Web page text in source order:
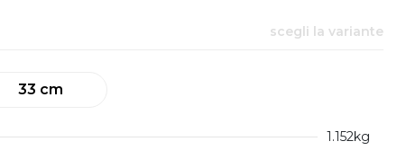
scegli la variante
33 cm
1.152kg